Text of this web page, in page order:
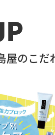
屋のこだ